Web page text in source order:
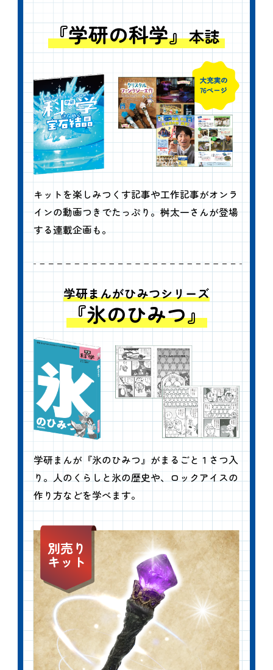
『学研の科学』本誌
キットを楽しみつくす記事や工作記事がオンラ
インの動画つきでたっぷり。桝太一さんが登場
する連載企画も。
学研まんがひみつシリーズ
『氷のひみつ』
学研まんが『氷のひみつ』がまるごと１さつ入
り。人のくらしと氷の歴史や、ロックアイスの
作り方などを学べます。
別売り
キット